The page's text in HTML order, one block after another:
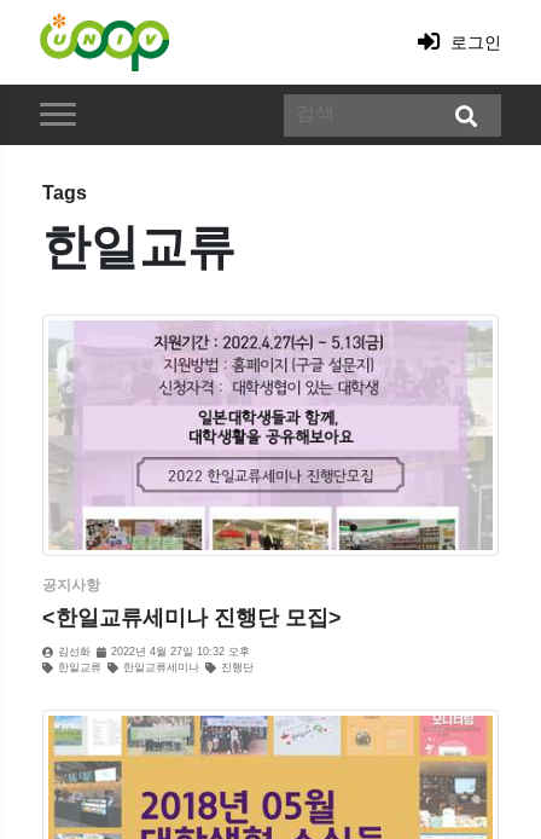
로그인
Tags
한일교류
공지사항
<한일교류세미나 진행단 모집>
김선화
2022년 4월 27일 10:32 오후
한일교류
한일교류세미나 진행단